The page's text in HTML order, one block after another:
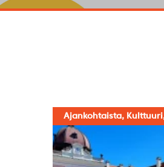
Ajankohtaista,